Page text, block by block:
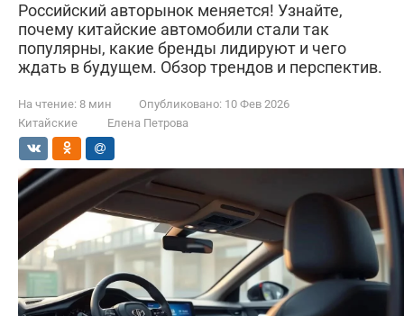
Российский авторынок меняется! Узнайте,
почему китайские автомобили стали так
популярны, какие бренды лидируют и чего
ждать в будущем. Обзор трендов и перспектив.
На чтение: 8 мин Опубликовано: 10 Фев 2026
Китайские
Елена Петрова